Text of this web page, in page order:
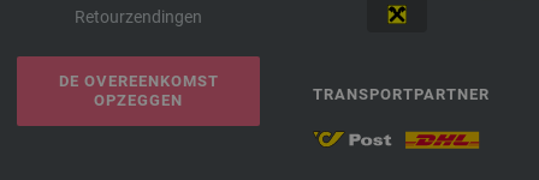
Retourzendingen
DE OVEREENKOMST
OPZEGGEN
TRANSPORTPARTNER